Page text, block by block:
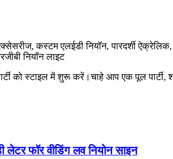
कस्टम एलईडी नियॉन, पारदर्शी
नियॉन लाइट
को स्टाइल में शुरू करें।चाहे आप एक पूल पार्टी,
लेटर फॉर वीडिंग लव नियोन साइन